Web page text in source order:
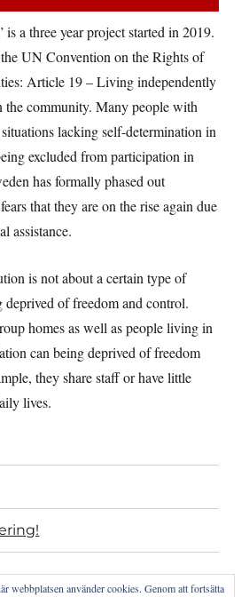
a three year project started in 2019.
UN Convention on the Rights of
Article 19 – Living independently
the community. Many people with
lacking self-determination in
excluded from participation in
has formally phased out
that they are on the rise again due
assistance.
is not about a certain type of
of freedom and control.
homes as well as people living in
can being deprived of freedom
they share staff or have little
lives.
webbplatsen använder cookies. Genom att fortsätta